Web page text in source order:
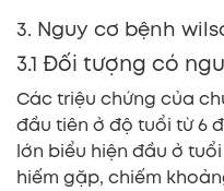
3. Nguy cơ bệnh
3.1 Đối tượng có
Các triệu chứng của
đầu tiên ở độ tuổi từ 6
lớn biểu hiện đầu ở
hiếm gặp, chiếm